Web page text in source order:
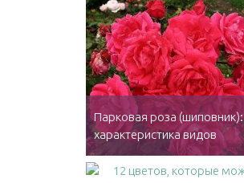
Парковая роза (шиповник):
характеристика видов